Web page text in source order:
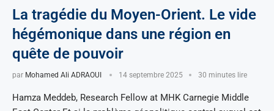
La tragédie du Moyen-Orient. Le vide
hégémonique dans une région en
quête de pouvoir
par Mohamed Ali ADRAOUI 14 septembre 2025 30 minutes lire
Hamza Meddeb, Research Fellow at MHK Carnegie Middle